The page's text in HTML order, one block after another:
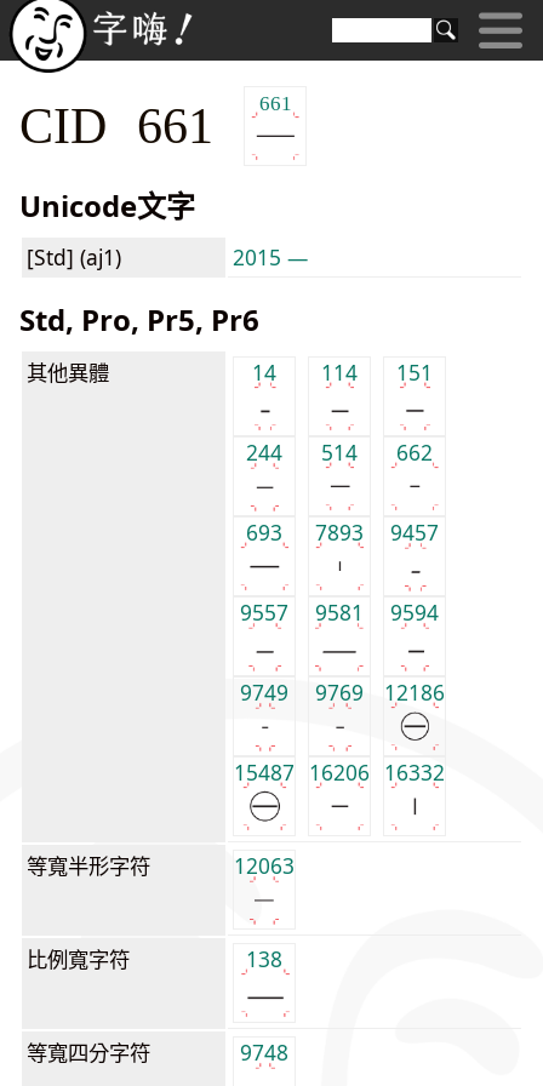
CID 661 661
Unicode文字
[Std] (aj1) 2015 ―
Std, Pro, Pr5, Pr6
其他異體 14 114 151
244 514 662
693 7893 9457
9557 9581 9594
9749 9769 12186
15487 16206 16332
等寬半形字符 12063
比例寬字符 138
等寬四分字符 9748